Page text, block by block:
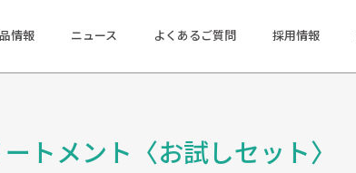
情報 ニュース よくあるご質問 採用情報
トメント〈お試しセット〉